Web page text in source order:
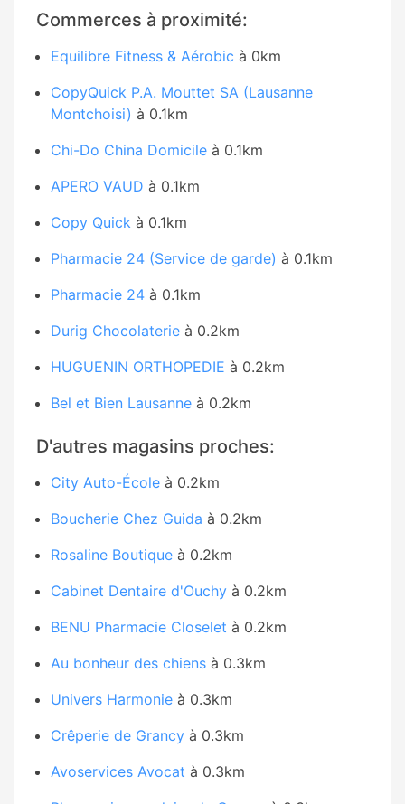
Commerces à proximité:
Equilibre Fitness & Aérobic à 0km
CopyQuick P.A. Mouttet SA (Lausanne
Montchoisi) à 0.1km
Chi-Do China Domicile à 0.1km
APERO VAUD à 0.1km
Copy Quick à 0.1km
Pharmacie 24 (Service de garde) à 0.1km
Pharmacie 24 à 0.1km
Durig Chocolaterie à 0.2km
HUGUENIN ORTHOPEDIE à 0.2km
Bel et Bien Lausanne à 0.2km
D'autres magasins proches:
City Auto-École à 0.2km
Boucherie Chez Guida à 0.2km
Rosaline Boutique à 0.2km
Cabinet Dentaire d'Ouchy à 0.2km
BENU Pharmacie Closelet à 0.2km
Au bonheur des chiens à 0.3km
Univers Harmonie à 0.3km
Crêperie de Grancy à 0.3km
Avoservices Avocat à 0.3km